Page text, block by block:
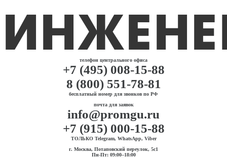
телефон центрального офиса
+7 (495) 008-15-88
8 (800) 551-78-81
бесплатный номер для звонков по РФ
почта для заявок
info@promgu.ru
+7 (915) 000-15-88
ТОЛЬКО Telegram, WhatsApp, Viber
г. Москва, Потаповский переулок, 5с1
Пн-Пт: 09:00–18:00